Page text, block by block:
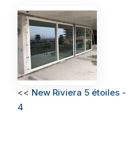
<< New Riviera 5 étoiles -
4